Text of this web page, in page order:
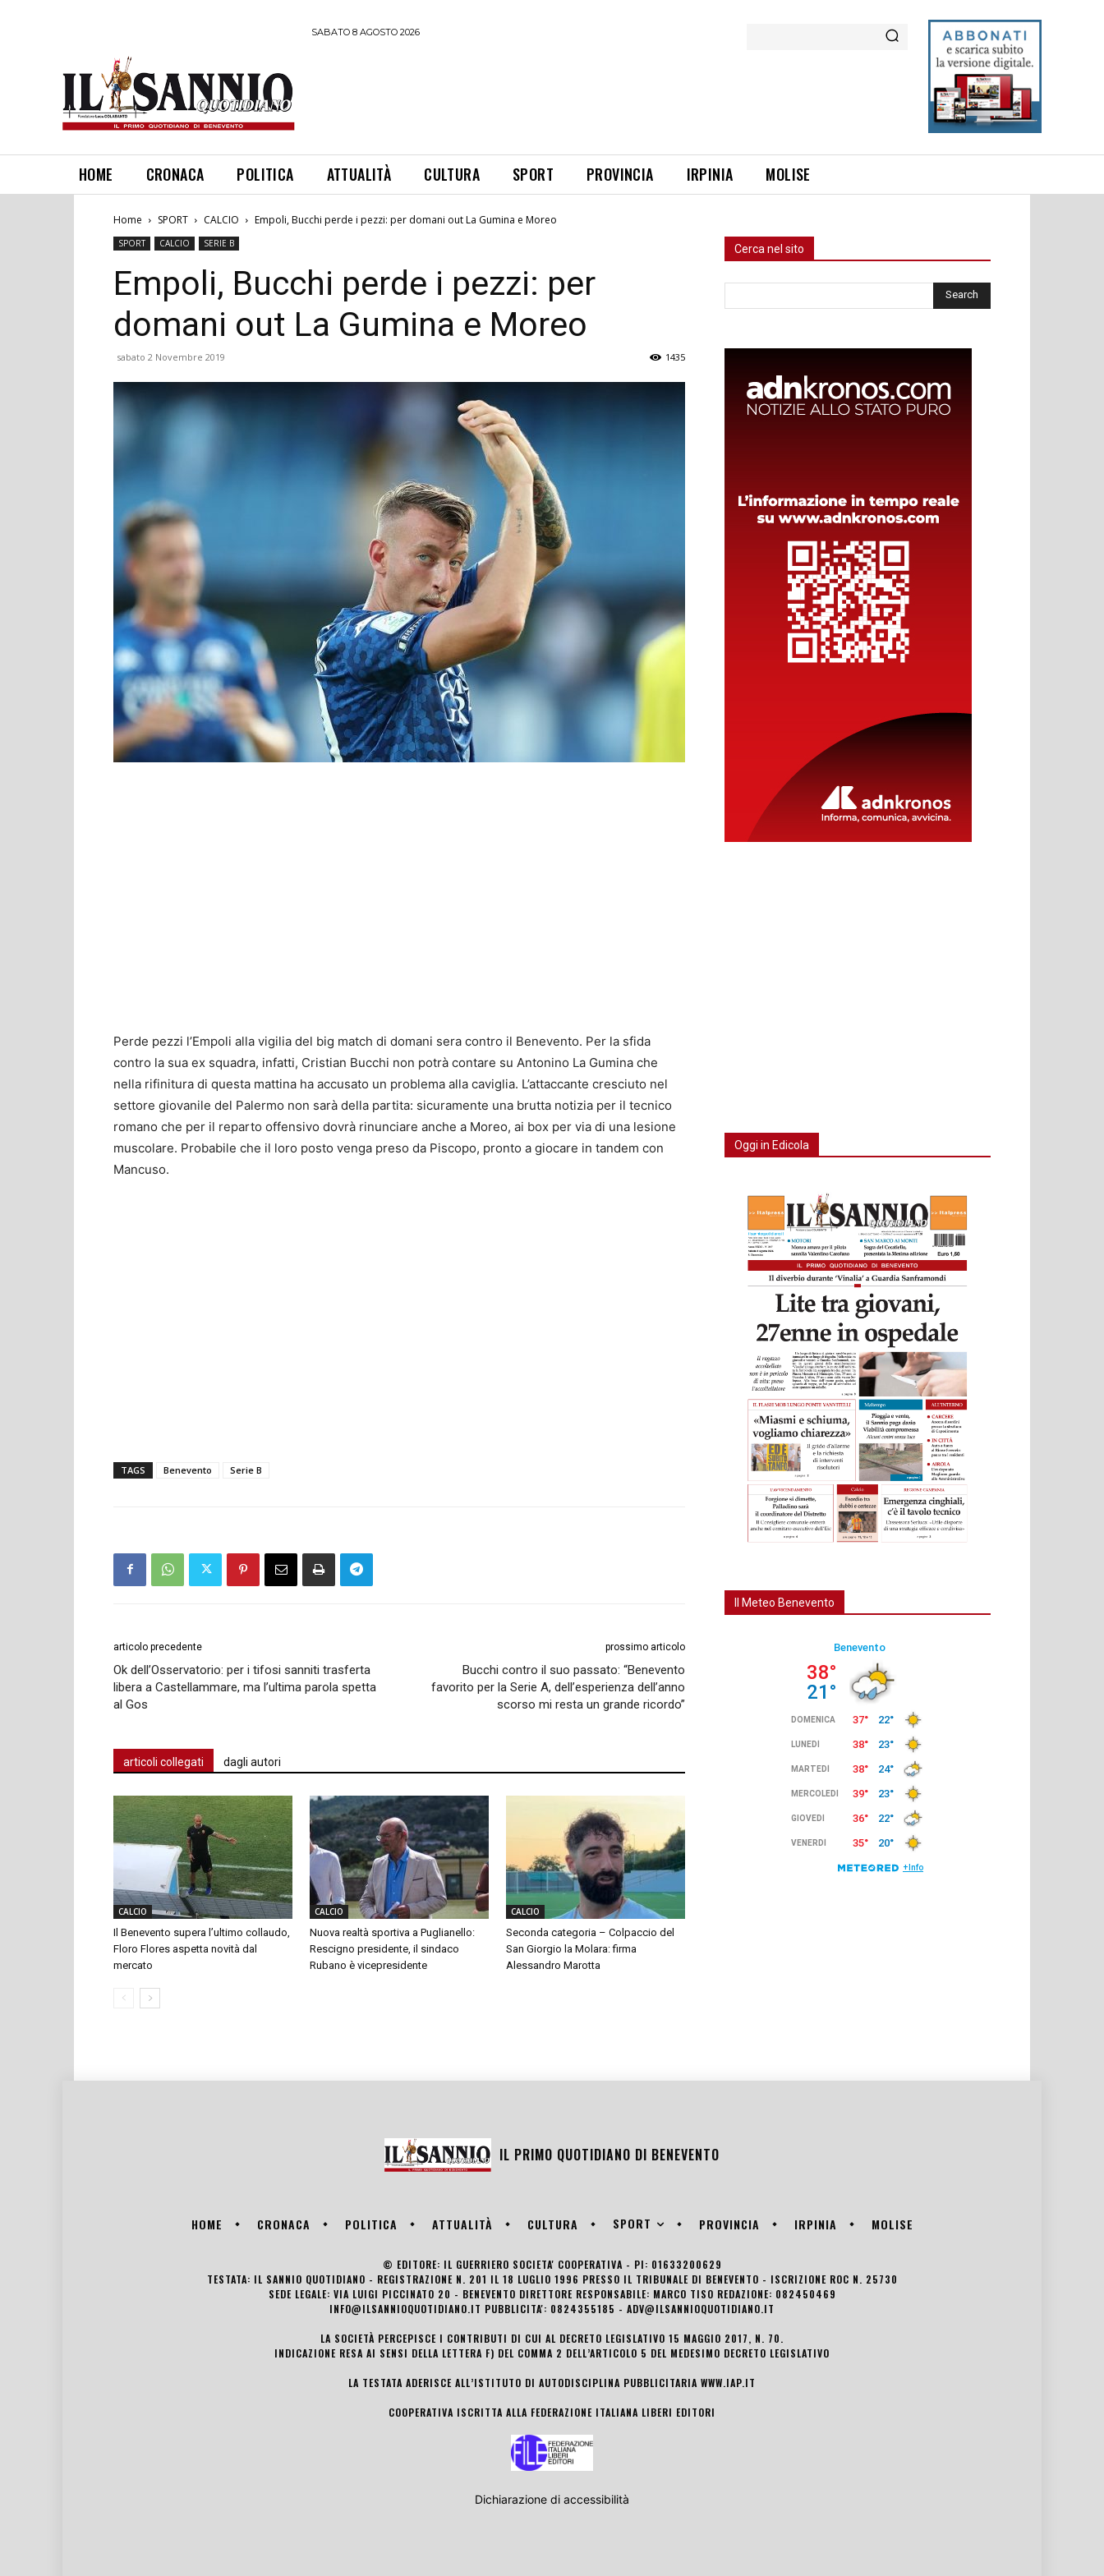
SABATO 8 AGOSTO 2026
HOME CRONACA POLITICA ATTUALITÀ CULTURA SPORT PROVINCIA IRPINIA MOLISE
Home SPORT CALCIO Empoli, Bucchi perde i pezzi: per domani out La Gumina e Moreo
SPORT CALCIO SERIE B
Empoli, Bucchi perde i pezzi: per
domani out La Gumina e Moreo
sabato 2 Novembre 2019 1435
Perde pezzi l’Empoli alla vigilia del big match di domani sera contro il Benevento. Per la sfida
contro la sua ex squadra, infatti, Cristian Bucchi non potrà contare su Antonino La Gumina che
nella rifinitura di questa mattina ha accusato un problema alla caviglia. L’attaccante cresciuto nel
settore giovanile del Palermo non sarà della partita: sicuramente una brutta notizia per il tecnico
romano che per il reparto offensivo dovrà rinunciare anche a Moreo, ai box per via di una lesione
muscolare. Probabile che il loro posto venga preso da Piscopo, pronto a giocare in tandem con
Mancuso.
TAGS Benevento Serie B
articolo precedente
Ok dell’Osservatorio: per i tifosi sanniti trasferta
libera a Castellammare, ma l’ultima parola spetta
al Gos
prossimo articolo
Bucchi contro il suo passato: “Benevento
favorito per la Serie A, dell’esperienza dell’anno
scorso mi resta un grande ricordo”
articoli collegati dagli autori
CALCIO
Il Benevento supera l’ultimo collaudo,
Floro Flores aspetta novità dal
mercato
CALCIO
Nuova realtà sportiva a Puglianello:
Rescigno presidente, il sindaco
Rubano è vicepresidente
CALCIO
Seconda categoria – Colpaccio del
San Giorgio la Molara: firma
Alessandro Marotta
Cerca nel sito
Oggi in Edicola
Il Meteo Benevento
IL PRIMO QUOTIDIANO DI BENEVENTO
HOME CRONACA POLITICA ATTUALITÀ CULTURA SPORT PROVINCIA IRPINIA MOLISE
© EDITORE: IL GUERRIERO SOCIETA' COOPERATIVA - PI: 01633200629
TESTATA: IL SANNIO QUOTIDIANO - REGISTRAZIONE N. 201 IL 18 LUGLIO 1996 PRESSO IL TRIBUNALE DI BENEVENTO - ISCRIZIONE ROC N. 25730
SEDE LEGALE: VIA LUIGI PICCINATO 20 - BENEVENTO DIRETTORE RESPONSABILE: MARCO TISO REDAZIONE: 082450469
INFO@ILSANNIOQUOTIDIANO.IT PUBBLICITA': 0824355185 - ADV@ILSANNIOQUOTIDIANO.IT
LA SOCIETÀ PERCEPISCE I CONTRIBUTI DI CUI AL DECRETO LEGISLATIVO 15 MAGGIO 2017, N. 70.
INDICAZIONE RESA AI SENSI DELLA LETTERA F) DEL COMMA 2 DELL’ARTICOLO 5 DEL MEDESIMO DECRETO LEGISLATIVO
LA TESTATA ADERISCE ALL’ISTITUTO DI AUTODISCIPLINA PUBBLICITARIA WWW.IAP.IT
COOPERATIVA ISCRITTA ALLA FEDERAZIONE ITALIANA LIBERI EDITORI
Dichiarazione di accessibilità